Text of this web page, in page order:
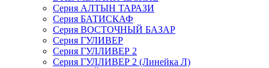
Серия АЛТЫН ТАРАЗИ
Серия БАТИСКАФ
Серия ВОСТОЧНЫЙ БАЗАР
Серия ГУЛИВЕР
Серия ГУЛЛИВЕР 2
Серия ГУЛЛИВЕР 2 (Линейка Л)